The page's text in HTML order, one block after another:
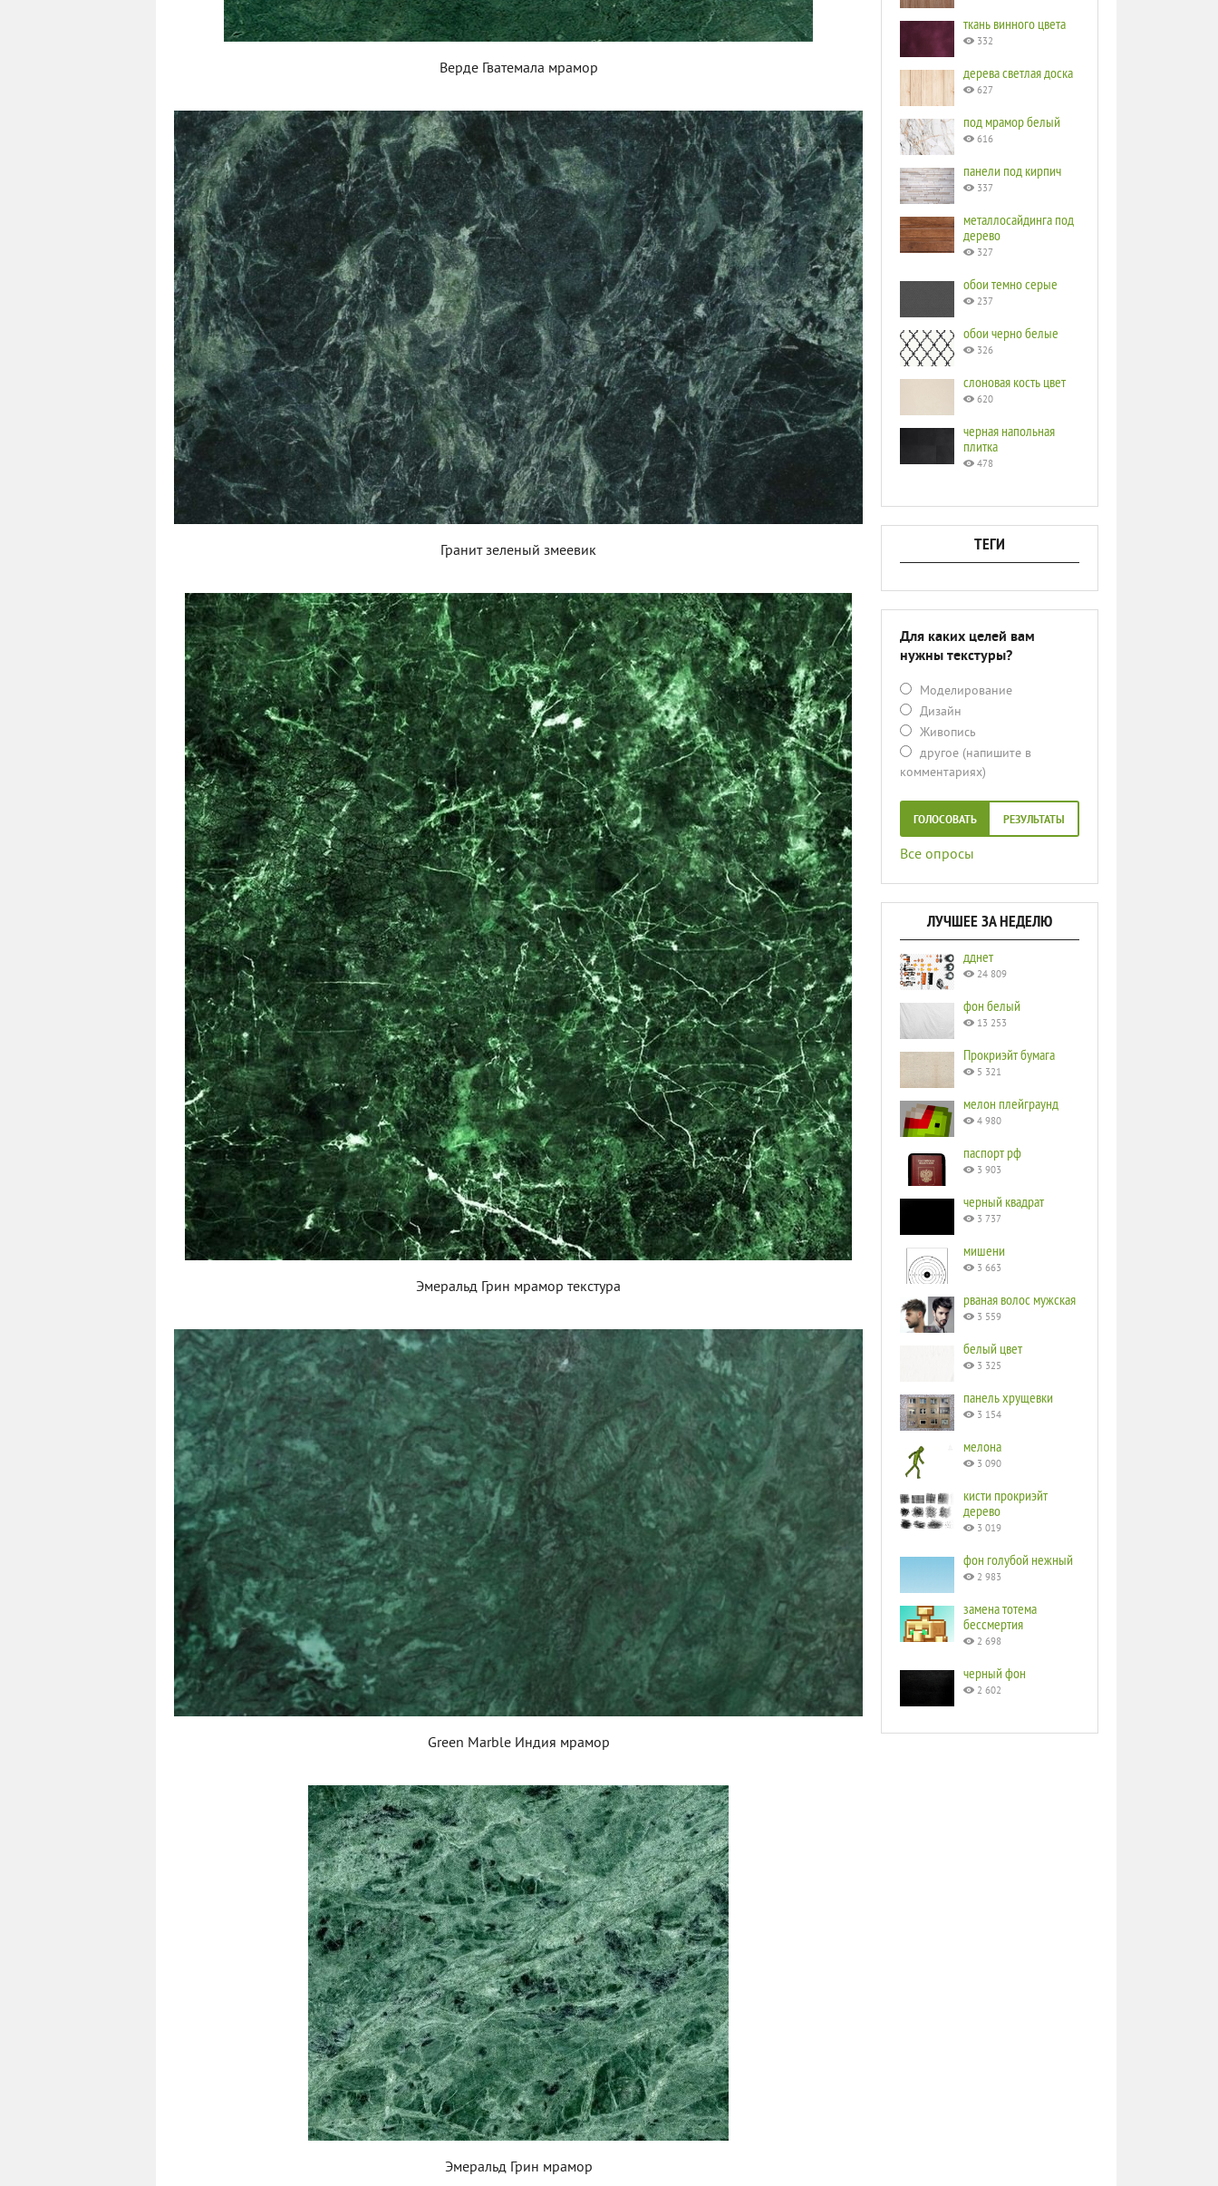
Верде Гватемала мрамор
Гранит зеленый змеевик
Эмеральд Грин мрамор текстура
Green Marble Индия мрамор
Эмеральд Грин мрамор
ткань винного цвета
332
дерева светлая доска
627
под мрамор белый
616
панели под кирпич
337
металлосайдинга под
дерево
327
обои темно серые
237
обои черно белые
326
слоновая кость цвет
620
черная напольная
плитка
478
ТЕГИ
Для каких целей вам
нужны текстуры?
Моделирование
Дизайн
Живопись
другое (напишите в
комментариях)
ГОЛОСОВАТЬ РЕЗУЛЬТАТЫ
Все опросы
ЛУЧШЕЕ ЗА НЕДЕЛЮ
дднет
24 809
фон белый
13 253
Прокриэйт бумага
5 321
мелон плейграунд
4 980
паспорт рф
3 903
черный квадрат
3 737
мишени
3 663
рваная волос мужская
3 559
белый цвет
3 325
панель хрущевки
3 154
мелона
3 090
кисти прокриэйт
дерево
3 019
фон голубой нежный
2 983
замена тотема
бессмертия
2 698
черный фон
2 602